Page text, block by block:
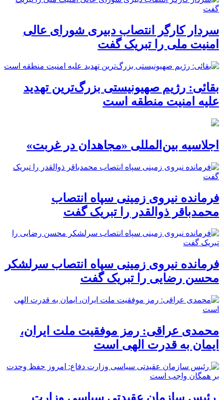
سردار کارگر انتصاب دبیری شورای عالی
امنیت ملی را تبریک گفت
بقائی: رژیم صهیونیستی بزرگ‌ترین تهدید
علیه امنیت منطقه است
اجلاسیه بین‌المللی «مجاهدان در غربت»
فرمانده نیروی زمینی سپاه انتصاب
محمدباقر ذوالقدر را تبریک گفت
فرمانده نیروی زمینی سپاه انتصاب سرلشکر
محسن رضایی را تبریک گفت
محمدی عراقی: رمز موفقیت ملت ایران،
ایمان به قدرت الهی است